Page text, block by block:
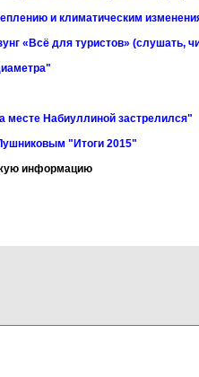
и климатическим
«Всё для туристов» (слушать,
месте Набиуллиной застрелился"
"Итоги 2015"
информацию